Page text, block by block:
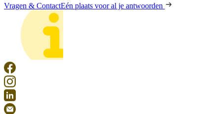
Vragen & ContactEén plaats voor al je antwoorden